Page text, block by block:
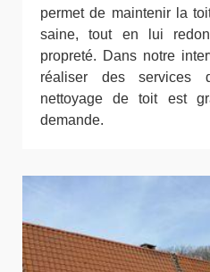
permet de maintenir la
saine, tout en lui
propreté. Dans notre
réaliser des services
nettoyage de toit est
demande.